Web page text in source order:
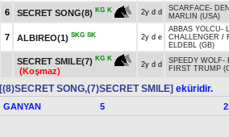
6 SECRET SONG(8) KG K 2y d d SCARFACE-
MARLIN (USA)
7 ALBIREO(1) SKG SK 2y d e
ABBAS YOLCU-
CHALLENGER /
ELDEBL (GB)
SECRET SMILE(7) KG K
(Koşmaz)
2y d d SPEEDY WOLF-
FIRST TRUMP
[(8)SECRET SONG,(7)SECRET SMILE] eküridir.
GANYAN 5